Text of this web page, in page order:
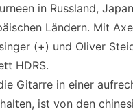
in Russland,
Ländern. Mit
(+) und Oliver
HDRS.
Gitarre in einer
ist von den